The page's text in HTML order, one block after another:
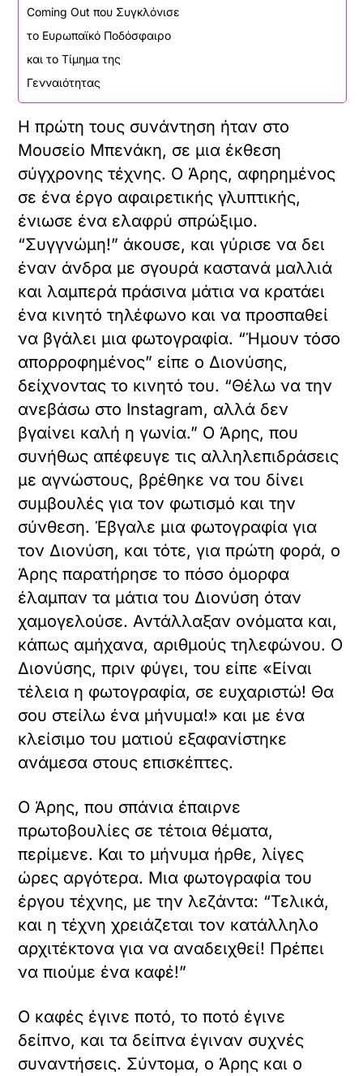
Coming Out που Συγκλόνισε
το Ευρωπαϊκό Ποδόσφαιρο
και το Τίμημα της
Γενναιότητας
Η πρώτη τους συνάντηση ήταν στο
Μουσείο Μπενάκη, σε μια έκθεση
σύγχρονης τέχνης. Ο Άρης, αφηρημένος
σε ένα έργο αφαιρετικής γλυπτικής,
ένιωσε ένα ελαφρύ σπρώξιμο.
“Συγγνώμη!” άκουσε, και γύρισε να δει
έναν άνδρα με σγουρά καστανά μαλλιά
και λαμπερά πράσινα μάτια να κρατάει
ένα κινητό τηλέφωνο και να προσπαθεί
να βγάλει μια φωτογραφία. “Ήμουν τόσο
απορροφημένος” είπε ο Διονύσης,
δείχνοντας το κινητό του. “Θέλω να την
ανεβάσω στο Instagram, αλλά δεν
βγαίνει καλή η γωνία.” Ο Άρης, που
συνήθως απέφευγε τις αλληλεπιδράσεις
με αγνώστους, βρέθηκε να του δίνει
συμβουλές για τον φωτισμό και την
σύνθεση. Έβγαλε μια φωτογραφία για
τον Διονύση, και τότε, για πρώτη φορά, ο
Άρης παρατήρησε το πόσο όμορφα
έλαμπαν τα μάτια του Διονύση όταν
χαμογελούσε. Αντάλλαξαν ονόματα και,
κάπως αμήχανα, αριθμούς τηλεφώνου. Ο
Διονύσης, πριν φύγει, του είπε «Είναι
τέλεια η φωτογραφία, σε ευχαριστώ! Θα
σου στείλω ένα μήνυμα!» και με ένα
κλείσιμο του ματιού εξαφανίστηκε
ανάμεσα στους επισκέπτες.
Ο Άρης, που σπάνια έπαιρνε
πρωτοβουλίες σε τέτοια θέματα,
περίμενε. Και το μήνυμα ήρθε, λίγες
ώρες αργότερα. Μια φωτογραφία του
έργου τέχνης, με την λεζάντα: “Τελικά,
και η τέχνη χρειάζεται τον κατάλληλο
αρχιτέκτονα για να αναδειχθεί! Πρέπει
να πιούμε ένα καφέ!”
Ο καφές έγινε ποτό, το ποτό έγινε
δείπνο, και τα δείπνα έγιναν συχνές
συναντήσεις. Σύντομα, ο Άρης και ο